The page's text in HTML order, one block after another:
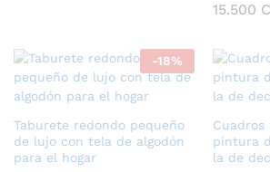
15.500
-18%
Taburete redondo pequeño
de lujo con tela de algodón
para el hogar
Cuadros
pintura
la de